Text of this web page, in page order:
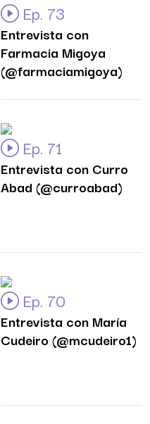
Ep. 73
Entrevista con
Farmacia Migoya
(@farmaciamigoya)
Ep. 71
Entrevista con Curro
Abad (@curroabad)
Ep. 70
Entrevista con María
Cudeiro (@mcudeiro1)